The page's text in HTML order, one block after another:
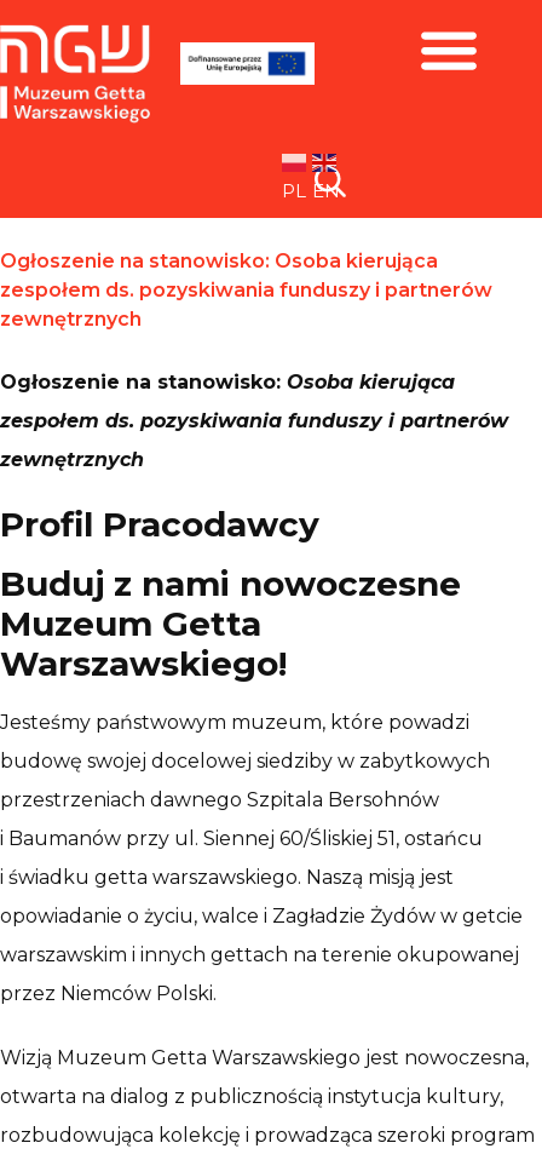
PL EN
Ogłoszenie na stanowisko: Osoba kierująca
zespołem ds. pozyskiwania funduszy i partnerów
zewnętrznych
Ogłoszenie na stanowisko: Osoba kierująca
zespołem ds. pozyskiwania funduszy i partnerów
zewnętrznych
Profil Pracodawcy
Buduj z nami nowoczesne
Muzeum Getta
Warszawskiego!
Jesteśmy państwowym muzeum, które powadzi
budowę swojej docelowej siedziby w zabytkowych
przestrzeniach dawnego Szpitala Bersohnów
i Baumanów przy ul. Siennej 60/Śliskiej 51, ostańcu
i świadku getta warszawskiego. Naszą misją jest
opowiadanie o życiu, walce i Zagładzie Żydów w getcie
warszawskim i innych gettach na terenie okupowanej
przez Niemców Polski.
Wizją Muzeum Getta Warszawskiego jest nowoczesna,
otwarta na dialog z publicznością instytucja kultury,
rozbudowująca kolekcję i prowadząca szeroki program